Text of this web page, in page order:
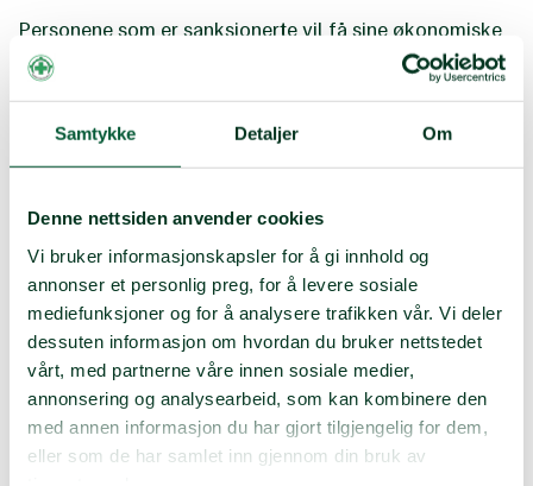
Samtykke Detaljer Om
Denne nettsiden anvender cookies
Vi bruker informasjonskapsler for å gi innhold og
annonser et personlig preg, for å levere sosiale
mediefunksjoner og for å analysere trafikken vår. Vi deler
dessuten informasjon om hvordan du bruker nettstedet
vårt, med partnerne våre innen sosiale medier,
annonsering og analysearbeid, som kan kombinere den
med annen informasjon du har gjort tilgjengelig for dem,
eller som de har samlet inn gjennom din bruk av
Personene som er sanksjonerte vil få sine økonomiske
midler frosset og blir ilagt reiserestriksjoner, mens
organisasjonene vil få sine økonomiske midler frosset.
Norge har også besluttet å innføre innreisenekt for over
20 voldelige bosettere.
umiddelbart
Den internasjonale domstolen (ICJ) slo fast i juli 2024
at Israels fortsatte okkupasjon av det palestinske
territorium er ulovlig, og at Israel er forpliktet til å
avslutte sin ulovlige tilstedeværelse, umiddelbart
stanse all ny bosettingsaktivitet, evakuere alle
bosettere og betale erstatning. Fristen gikk ut 18.
september 2025. ICJ slo fast også at palestinsk
selvråderett ikke kan utsettes av politiske hensyn.